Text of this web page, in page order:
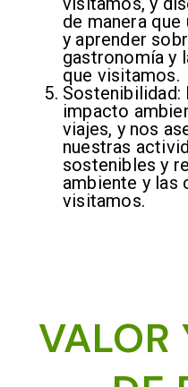
de manera
y aprender
gastronomía y
que visitamos.
impacto
viajes, y nos
nuestras
sostenibles y
ambiente y las
visitamos.
VALOR